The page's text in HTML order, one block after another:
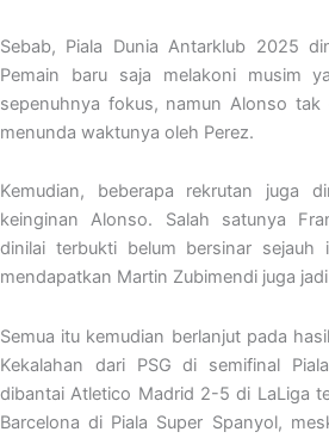
Sebab, Piala Dunia Antarklub 2025
Pemain baru saja melakoni musim
sepenuhnya fokus, namun Alonso tak
menunda waktunya oleh Perez.
Kemudian, beberapa rekrutan juga
keinginan Alonso. Salah satunya
dinilai terbukti belum bersinar sejauh
mendapatkan Martin Zubimendi juga
Semua itu kemudian berlanjut pada
Kekalahan dari PSG di semifinal
dibantai Atletico Madrid 2-5 di LaLiga
Barcelona di Piala Super Spanyol,